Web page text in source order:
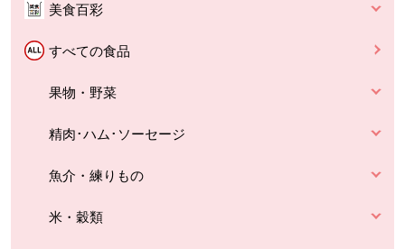
美食百彩
すべての食品
果物・野菜
精肉･ハム･ソーセージ
魚介・練りもの
米・穀類